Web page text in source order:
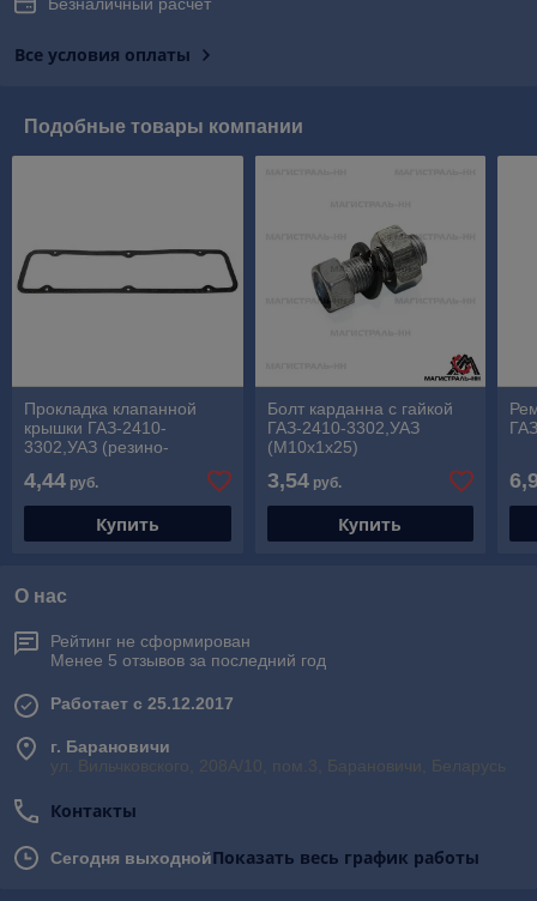
Все условия оплаты
Подобные товары компании
Прокладка клапанной
крышки ГАЗ-2410-
3302,УАЗ (резино-
4,44 руб.
Купить
Болт карданна с гайкой
ГАЗ-2410-3302,УАЗ
(М10х1х25)
3,54руб.
Купить
О нас
Рейтинг не сформирован
Менее 5 отзывов за последний год
Работает с 25.12.2017
г. Барановичи
ул. Вильчковского, 208А/10, пом.3, Барановичи, Беларусь
Контакты
Сегодня выходнойПоказать весь график работы